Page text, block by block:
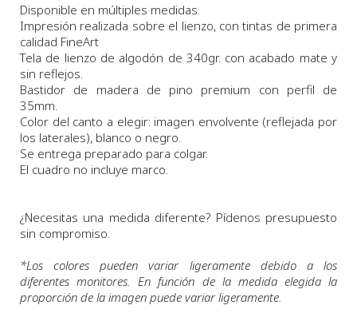
Disponible en múltiples medidas.
Impresión realizada sobre el lienzo, con tintas de primera
calidad FineArt
Tela de lienzo de algodón de 340gr. con acabado mate y
sin reflejos.
Bastidor de madera de pino premium con perfil de
35mm.
Color del canto a elegir: imagen envolvente (reflejada por
los laterales), blanco o negro.
Se entrega preparado para colgar.
El cuadro no incluye marco.
¿Necesitas una medida diferente? Pídenos presupuesto
sin compromiso.
*Los colores pueden variar ligeramente debido a los
diferentes monitores. En función de la medida elegida la
proporción de la imagen puede variar ligeramente.